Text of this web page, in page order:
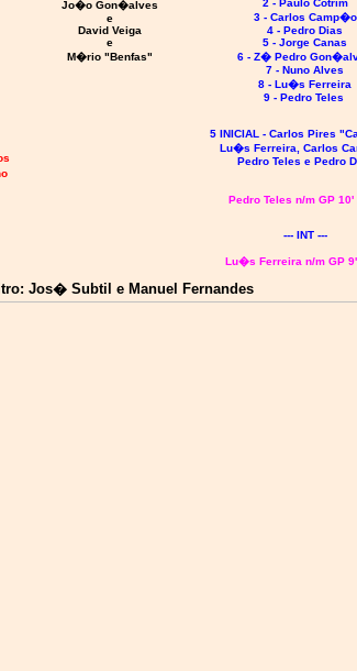
Jo�o Gon�alves
e
David Veiga
e
M�rio "Benfas"
2 - Paulo Cotrim
3 - Carlos Camp�o
4 - Pedro Dias
5 - Jorge Canas
6 - Z� Pedro
7 - Nuno Alves
8 - Lu�s Ferreira
9 - Pedro Teles
5 INICIAL - Carlos Pires
Lu�s Ferreira, Carlos
Pedro Teles e Pedro
Pedro Teles n/m GP
--- INT ---
Lu�s Ferreira n/m GP
Jos� Subtil e Manuel Fernandes